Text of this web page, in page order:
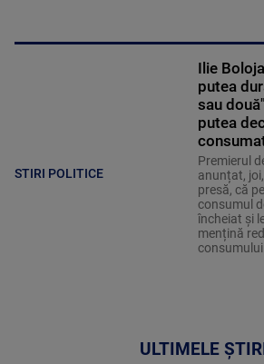
STIRI POLITICE
Ilie
putea
sau
putea
Premierul
anunțat,
presă, că
consumul
încheiat și
mențină
consumului.
ULTIMELE ȘTIRI